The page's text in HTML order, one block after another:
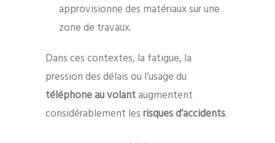
approvisionne des matériaux sur une
zone de travaux.
Dans ces contextes, la fatigue, la
pression des délais ou l’usage du
téléphone au volantaugmentent
considérablement lesrisques d’accidents.